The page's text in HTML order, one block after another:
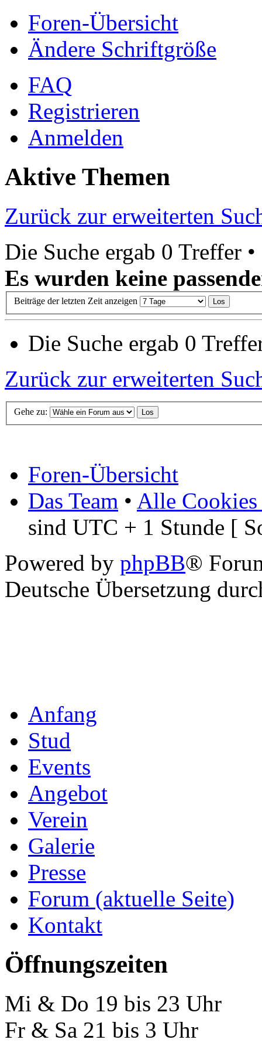
Foren-Übersicht
Ändere Schriftgröße
FAQ
Registrieren
Anmelden
Aktive Themen
Zurück zur erweiterten
Die Suche ergab 0 Treffer
Es wurden keine
Beiträge der letzten Zeit anzeigen
Die Suche ergab 0
Zurück zur erweiterten
Gehe zu:
Foren-Übersicht
Das Team • Alle Cookies
sind UTC + 1 Stunde [
Powered by phpBB®
Deutsche Übersetzung
Anfang
Stud
Events
Angebot
Verein
Galerie
Presse
Forum (aktuelle Seite)
Kontakt
Öffnungszeiten
Mi & Do 19 bis 23 Uhr
Fr & Sa 21 bis 3 Uhr